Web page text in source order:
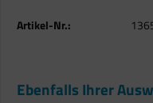
Artikel-Nr.:
Ebenfalls Ihrer